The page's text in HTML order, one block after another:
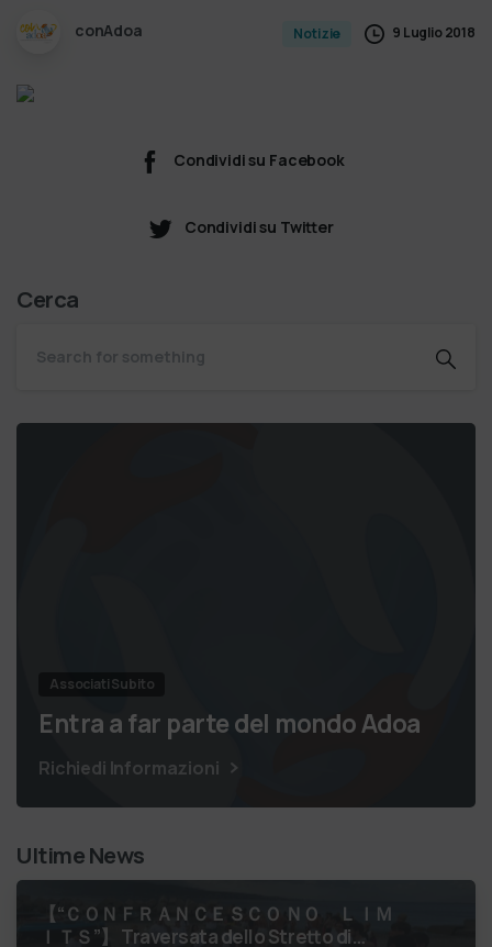
conAdoa Notizie 9 Luglio 2018
Condividi su Facebook
Condividi su Twitter
Cerca
Associati Subito
Entra a far parte del mondo Adoa
Richiedi Informazioni
Ultime News
【 “ＣＯＮＦＲＡＮＣＥＳＣＯ ＮＯ ＬＩＭ
ＩＴＳ”】 Traversata dello Stretto di